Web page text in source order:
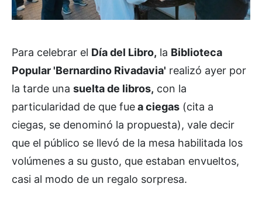
Para celebrar el Día del Libro, la Biblioteca
Popular 'Bernardino Rivadavia' realizó ayer por
la tarde una suelta de libros, con la
particularidad de que fuea ciegas (cita a
ciegas, se denominó la propuesta), vale decir
que el público se llevó de la mesa habilitada los
volúmenes a su gusto, que estaban envueltos,
casi al modo de un regalo sorpresa.